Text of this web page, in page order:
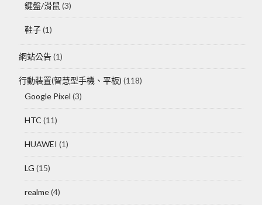
鍵盤/滑鼠 (3)
鞋子(1)
網站公告(1)
行動裝置(智慧型手機、平板) (118)
Google Pixel (3)
HTC (11)
HUAWEI (1)
LG (15)
realme(4)